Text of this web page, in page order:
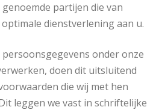
partijen die van
dienstverlening aan u.
onder onze
doen dit uitsluitend
die wij met hen
leggen we vast in schriftelijke